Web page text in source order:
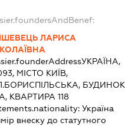
ЛАРИСА
УКРАЇНА,
МІСТО КИЇВ,
БУДИНОК
КВАРТИРА 118
Україна
внеску до статутного